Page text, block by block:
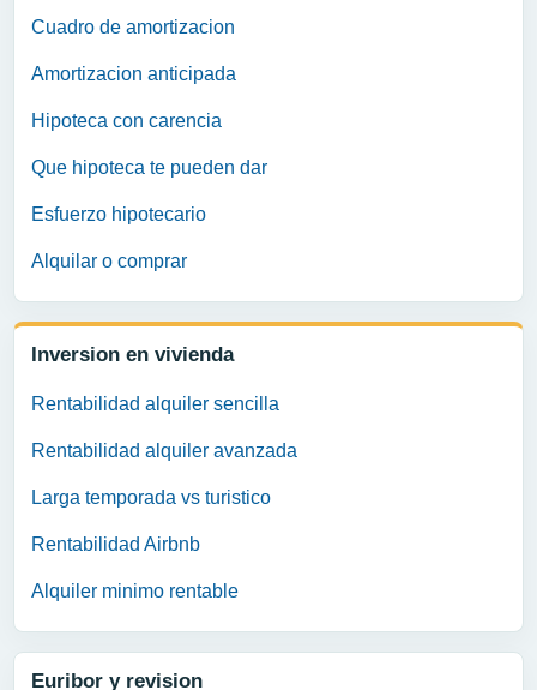
Cuadro de amortizacion
Amortizacion anticipada
Hipoteca con carencia
Que hipoteca te pueden dar
Esfuerzo hipotecario
Alquilar o comprar
Inversion en vivienda
Rentabilidad alquiler sencilla
Rentabilidad alquiler avanzada
Larga temporada vs turistico
Rentabilidad Airbnb
Alquiler minimo rentable
Euribor y revision